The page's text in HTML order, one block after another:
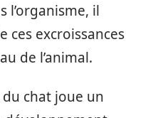
l’organisme, il
ces excroissances
de l’animal.
du chat joue un